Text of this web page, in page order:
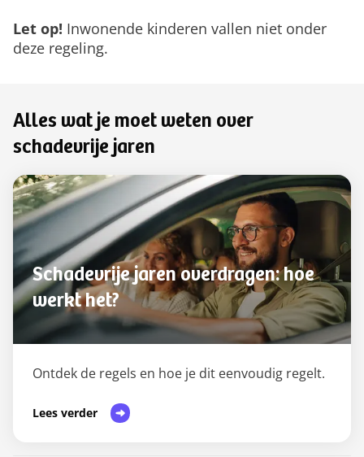
Let op! Inwonende kinderen vallen niet onder
deze regeling.
Alles wat je moet weten over
schadevrije jaren
Schadevrije jaren overdragen: hoe
werkt het?
Ontdek de regels en hoe je dit eenvoudig regelt.
Lees verder